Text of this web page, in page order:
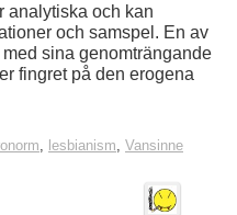
analytiska och kan
och samspel. En av
sina genomträngande
fingret på den erogena
lesbianism Vansinne